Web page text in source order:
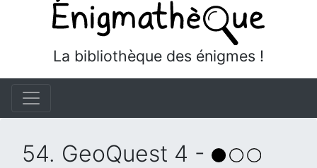
La bibliothèque des énigmes !
54. GeoQuest 4 -